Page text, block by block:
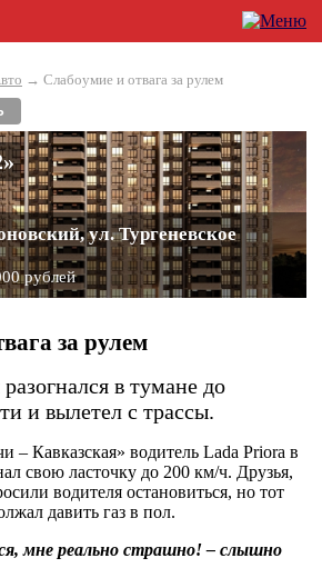
→ Слабоумие и отвага за рулем
ул. Тургеневское
рублей
за рулем
в тумане до
и вылетел с трассы.
– Кавказская» водитель Lada Priora в
свою ласточку до 200 км/ч. Друзья,
водителя остановиться, но тот
давить газ в пол.
мне реально страшно! – слышно